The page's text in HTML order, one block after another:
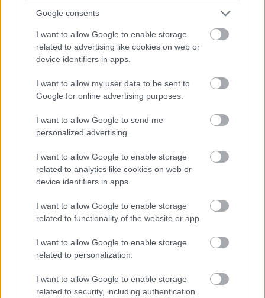
Google consents
I want to allow Google to enable storage
related to advertising like cookies on web or
device identifiers in apps.
I want to allow my user data to be sent to
Google for online advertising purposes.
I want to allow Google to send me
personalized advertising.
I want to allow Google to enable storage
related to analytics like cookies on web or
device identifiers in apps.
I want to allow Google to enable storage
related to functionality of the website or app.
I want to allow Google to enable storage
related to personalization.
I want to allow Google to enable storage
related to security, including authentication
kuitenkin edellyttää yhtiöjärjestyksen
muutoksen lisäksi rakennusvalvonnan lupaa
ja teknisiä muutoksia. Taloudelliset, tekniset
ja verotukselliset vaikutukset on siksi hyvä
Taloyhtiön hallittua
alasajoa helpotetaan
Kaikkien taloyhtiöiden toimintaa ei ole
taloudellisesti tai teknisesti mahdollista
jatkaa loputtomasti. Erityisesti väestöltään
vähenevillä alueilla rakennuksen
korjauskustannukset voivat nousta
asuntojen arvoa suuremmiksi. Taloyhtiöllä
voi olla vaikeuksia saada rahoitusta, kerätä
huoneistoille.